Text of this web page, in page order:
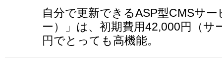
自分で更新できるASP型CMSサ
ー）」は、初期費用42,000円（サ
円でとっても高機能。